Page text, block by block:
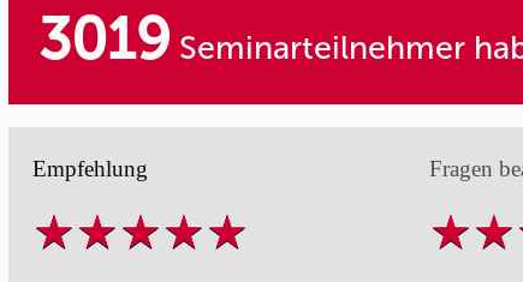
3019 Seminarteilnehmer
Empfehlung Fragen